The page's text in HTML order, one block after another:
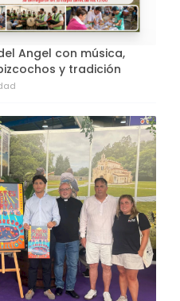
Angel con música,
y tradición